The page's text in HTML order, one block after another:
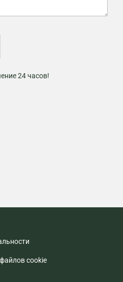
24 часов!
cookie